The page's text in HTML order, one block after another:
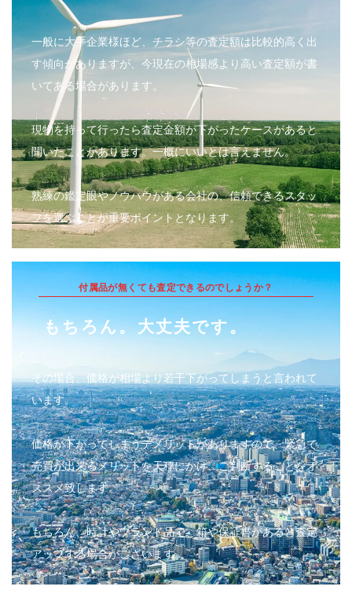
一般に大手企業様ほど、チラシ等の査定額は比較的高く出
す傾向がありますが、今現在の相場感より高い査定額が書
いてある場合があります。
現物を持って行ったら査定金額が下がったケースがあると
聞いたことがあります。一概にいいとは言えません。
熟練の鑑定眼やノウハウがある会社の、信頼できるスタッ
フを選ぶことが重要ポイントとなります。
付属品が無くても査定できるのでしょうか？
もちろん。大丈夫です。
その場合、価格が相場より若干下がってしまうと言われて
います。
価格が下がってしまうデメリットがありますので、緊急で
売買が出来るメリットを天秤にかけ、ご判断することをオ
ススメ致します。
もちろん、時計やブランド品で、箱や保証書があると査定
アップする場合がございます。